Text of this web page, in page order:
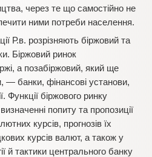
через те що самостійно не
ними потреби населення.
Р.в. розрізняють біржовий та
Біржовий ринок
а позабіржовий, який ще
— банки, фінансові установи,
Функції біржового ринку
попиту та пропозиції
курсів, прогнозів їх
курсів валют, а також у
й тактики центрального банку